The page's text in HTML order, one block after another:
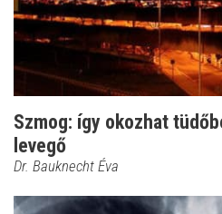
Szmog: így okozhat
levegő
Dr. Bauknecht Éva